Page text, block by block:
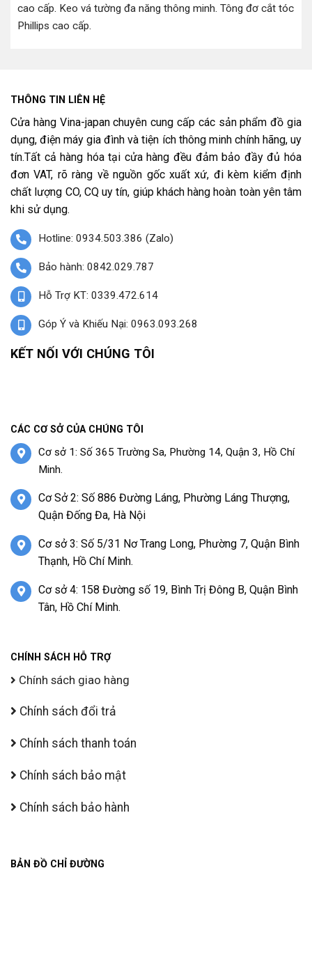
cao cấp. Keo vá tường đa năng thông minh. Tông đơ cắt tóc
Phillips cao cấp.
THÔNG TIN LIÊN HỆ
Cửa hàng Vina-japan chuyên cung cấp các sản phẩm đồ gia
dụng, điện máy gia đình và tiện ích thông minh chính hãng, uy
tín.Tất cả hàng hóa tại cửa hàng đều đảm bảo đầy đủ hóa
đơn VAT, rõ ràng về nguồn gốc xuất xứ, đi kèm kiểm định
chất lượng CO, CQ uy tín, giúp khách hàng hoàn toàn yên tâm
khi sử dụng.
Hotline: 0934.503.386 (Zalo)
Bảo hành: 0842.029.787
Hỗ Trợ KT: 0339.472.614
Góp Ý và Khiếu Nại: 0963.093.268
KẾT NỐI VỚI CHÚNG TÔI
CÁC CƠ SỞ CỦA CHÚNG TÔI
Cơ sở 1: Số 365 Trường Sa, Phường 14, Quận 3, Hồ Chí
Minh.
Cơ Sở 2: Số 886 Đường Láng, Phường Láng Thượng,
Quận Đống Đa, Hà Nội
Cơ sở 3: Số 5/31 Nơ Trang Long, Phường 7, Quận Bình
Thạnh, Hồ Chí Minh.
Cơ sở 4: 158 Đường số 19, Bình Trị Đông B, Quận Bình
Tân, Hồ Chí Minh.
CHÍNH SÁCH HỖ TRỢ
Chính sách giao hàng
Chính sách đổi trả
Chính sách thanh toán
Chính sách bảo mật
Chính sách bảo hành
BẢN ĐỒ CHỈ ĐƯỜNG